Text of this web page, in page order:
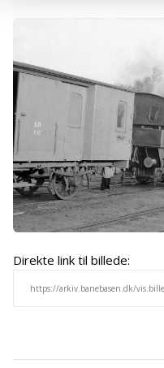
Direkte link til billede: